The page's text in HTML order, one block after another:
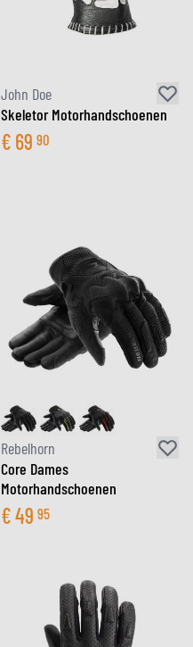
John Doe
Skeletor Motorhandschoenen
€ 69 90
Rebelhorn
Core Dames
Motorhandschoenen
€49 95